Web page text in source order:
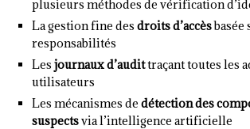
plusieurs méthodes de vérification
La gestion fine des droits d’accèsbasée
responsabilités
Les journaux d’audittraçant toutes les
utilisateurs
Les mécanismes de détection des
suspectsvia l’intelligence artificielle